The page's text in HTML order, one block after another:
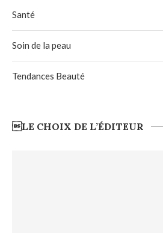
Santé
Soin de la peau
Tendances Beauté
LE CHOIX DE L’ÉDITEUR